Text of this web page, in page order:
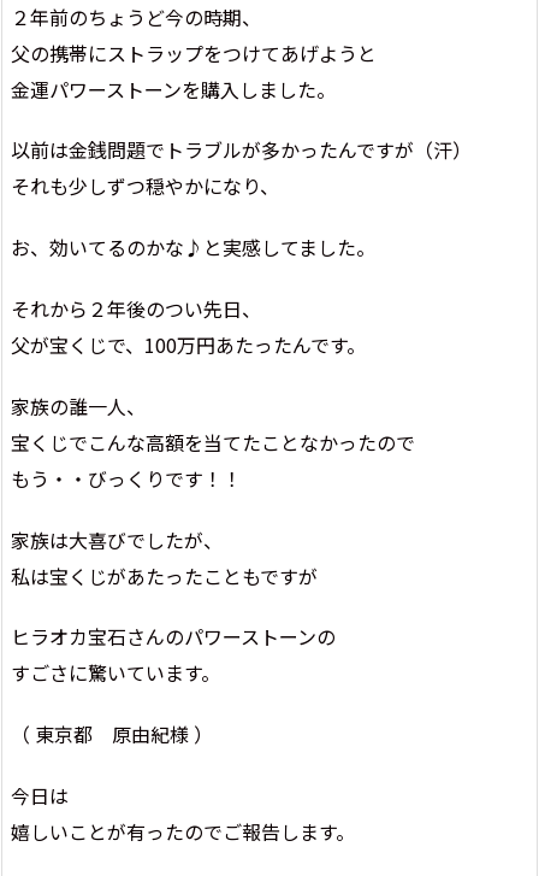
２年前のちょうど今の時期、
父の携帯にストラップをつけてあげようと
金運パワーストーンを購入しました。
以前は金銭問題でトラブルが多かったんですが（汗）
それも少しずつ穏やかになり、
お、効いてるのかな♪と実感してました。
それから２年後のつい先日、
父が宝くじで、100万円あたったんです。
家族の誰一人、
宝くじでこんな高額を当てたことなかったので
もう・・びっくりです！！
家族は大喜びでしたが、
私は宝くじがあたったこともですが
ヒラオカ宝石さんのパワーストーンの
すごさに驚いています。
（ 東京都 原由紀様 ）
今日は
嬉しいことが有ったのでご報告します。